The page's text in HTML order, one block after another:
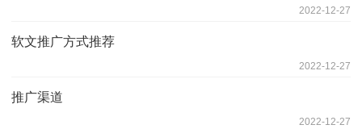
2022-12-27
软文推广方式推荐
2022-12-27
推广渠道
2022-12-27